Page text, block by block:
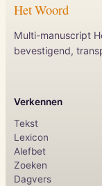
Het Woord
Multi-manuscript
bevestigend,
Verkennen
Tekst
Lexicon
Alefbet
Zoeken
Dagvers